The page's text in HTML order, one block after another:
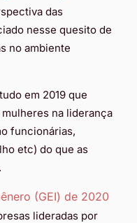
das
nesse quesito de
no ambiente
em 2019 que
na liderança
funcionárias,
etc) do que as
(GEI) de 2020
lideradas por